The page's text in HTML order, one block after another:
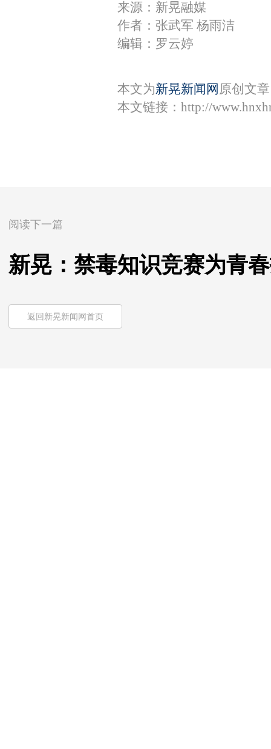
来源：新晃融媒
作者：张武军 杨雨洁
编辑：罗云婷
本文为新晃新闻网 原创文
本文链接： http://
阅读下一篇
新晃：禁毒知识竞赛为青
返回新晃新闻网首页